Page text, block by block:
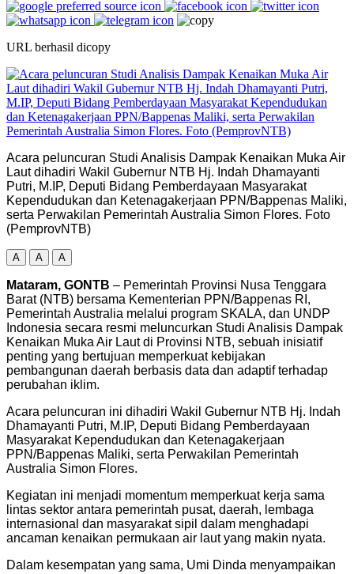
URL berhasil dicopy
Acara peluncuran Studi Analisis Dampak Kenaikan Muka Air
Laut dihadiri Wakil Gubernur NTB Hj. Indah Dhamayanti
Putri, M.IP, Deputi Bidang Pemberdayaan Masyarakat
Kependudukan dan Ketenagakerjaan PPN/Bappenas Maliki,
serta Perwakilan Pemerintah Australia Simon Flores. Foto
(PemprovNTB)
A A A
Mataram, GONTB – Pemerintah Provinsi Nusa Tenggara
Barat (NTB) bersama Kementerian PPN/Bappenas RI,
Pemerintah Australia melalui program SKALA, dan UNDP
Indonesia secara resmi meluncurkan Studi Analisis Dampak
Kenaikan Muka Air Laut di Provinsi NTB, sebuah inisiatif
penting yang bertujuan memperkuat kebijakan
pembangunan daerah berbasis data dan adaptif terhadap
perubahan iklim.
Acara peluncuran ini dihadiri Wakil Gubernur NTB Hj. Indah
Dhamayanti Putri, M.IP, Deputi Bidang Pemberdayaan
Masyarakat Kependudukan dan Ketenagakerjaan
PPN/Bappenas Maliki, serta Perwakilan Pemerintah
Australia Simon Flores.
Kegiatan ini menjadi momentum memperkuat kerja sama
lintas sektor antara pemerintah pusat, daerah, lembaga
internasional dan masyarakat sipil dalam menghadapi
ancaman kenaikan permukaan air laut yang makin nyata.
Dalam kesempatan yang sama, Umi Dinda menyampaikan